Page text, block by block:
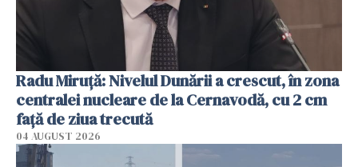
Radu Miruţă: Nivelul Dunării a crescut, în zona
centralei nucleare de la Cernavodă, cu 2 cm
faţă de ziua trecută
04 AUGUST 2026